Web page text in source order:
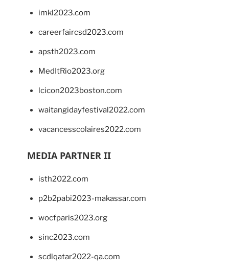
imkl2023.com
careerfaircsd2023.com
apsth2023.com
MedItRio2023.org
lcicon2023boston.com
waitangidayfestival2022.com
vacancesscolaires2022.com
MEDIA PARTNER II
isth2022.com
p2b2pabi2023-makassar.com
wocfparis2023.org
sinc2023.com
scdlqatar2022-qa.com